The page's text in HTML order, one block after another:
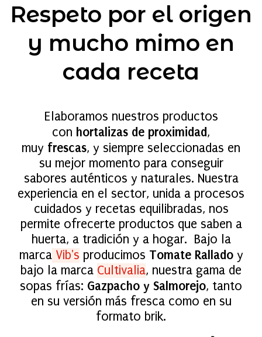
Respeto por el origen
y mucho mimo en
cada receta
Elaboramos nuestros productos
con hortalizas de proximidad,
muy frescas, y siempre seleccionadas en
su mejor momento para conseguir
sabores auténticos y naturales. Nuestra
experiencia en el sector, unida a procesos
cuidados y recetas equilibradas, nos
permite ofrecerte productos que saben a
huerta, a tradición y a hogar. Bajo la
marcaVib's producimos Tomate Ralladoy
bajo la marca Cultivalia, nuestra gama de
sopas frías: Gazpacho y Salmorejo, tanto
en su versión más fresca como en su
formato brik.